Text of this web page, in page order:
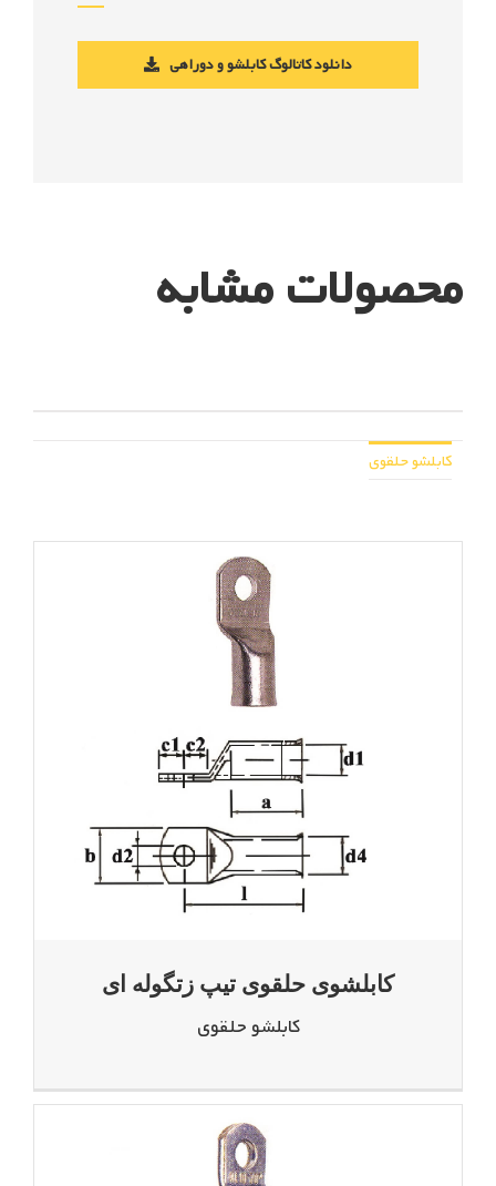
دانلود کاتالوگ کابلشو و دوراهی
محصولات مشابه
کابلشو حلقوی
کابلشوی حلقوی تیپ زتگوله ای
کابلشو حلقوی